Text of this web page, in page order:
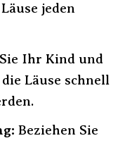
jeden
Ihr Kind und
Läuse schnell
Beziehen Sie